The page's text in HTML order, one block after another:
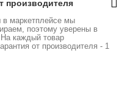
производителя
в маркетплейсе мы
поэтому уверены в
На каждый товар
от производителя - 1